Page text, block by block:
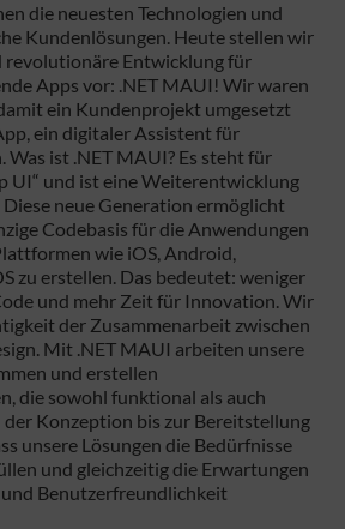
die neuesten Technologien und
Kundenlösungen. Heute stellen wir
revolutionäre Entwicklung für
Apps vor: .NET MAUI! Wir waren
ein Kundenprojekt umgesetzt
ein digitaler Assistent für
Was ist .NET MAUI? Es steht für
UI“ und ist eine Weiterentwicklung
neue Generation ermöglicht
Codebasis für die Anwendungen
wie iOS, Android,
zu erstellen. Das bedeutet: weniger
und mehr Zeit für Innovation. Wir
der Zusammenarbeit zwischen
Mit .NET MAUI arbeiten unsere
und erstellen
die sowohl funktional als auch
der Konzeption bis zur Bereitstellung
unsere Lösungen die Bedürfnisse
und gleichzeitig die Erwartungen
und Benutzerfreundlichkeit